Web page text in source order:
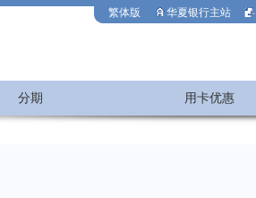
繁体版 华夏银行主站
分期 用卡优惠